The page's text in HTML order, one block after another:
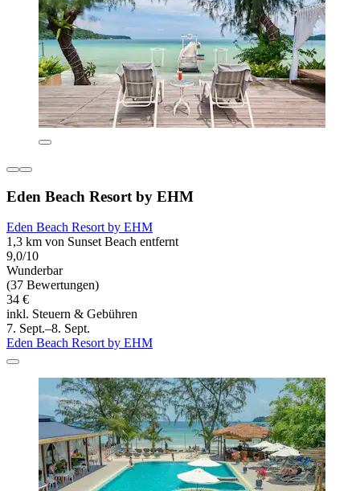
Eden Beach Resort by EHM
Eden Beach Resort by EHM
1,3 km von Sunset Beach entfernt
9,0/10
Wunderbar
(37 Bewertungen)
34 €
inkl. Steuern & Gebühren
7. Sept.–8. Sept.
Eden Beach Resort by EHM